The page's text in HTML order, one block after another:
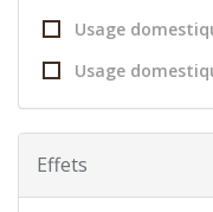
Usage
Usage
Effets